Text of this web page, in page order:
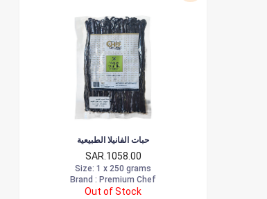
حبات الفانيلا الطبيعية
SAR.1058.00
Size: 1 x 250 grams
Brand : Premium Chef
Out of Stock